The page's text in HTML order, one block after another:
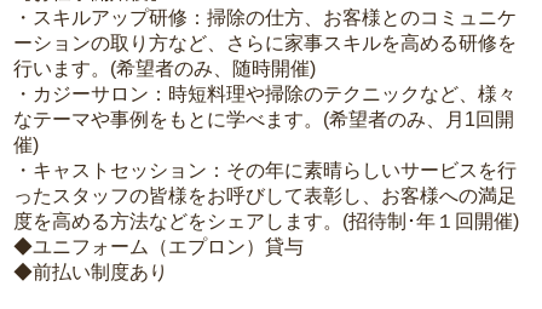
・スキルアップ研修：掃除の仕方、お客様とのコミュニケ
ーションの取り方など、さらに家事スキルを高める研修を
行います。(希望者のみ、随時開催)
・カジーサロン：時短料理や掃除のテクニックなど、様々
なテーマや事例をもとに学べます。(希望者のみ、月1回開
催)
・キャストセッション：その年に素晴らしいサービスを行
ったスタッフの皆様をお呼びして表彰し、お客様への満足
度を高める方法などをシェアします。(招待制･年１回開催)
◆ユニフォーム（エプロン）貸与
◆前払い制度あり